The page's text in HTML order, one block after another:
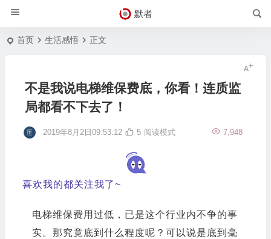
默者
首页 生活感悟 正文
不是我说电梯维保费底，你看！连质监
局都看不下去了！
2019年8月2日09:53:12 7,948
5 阅读模式
喜欢我的都关注我了~
电梯维保费用过低，已是这个行业内不争的事
实。那究竟底到什么程度呢？可以说是底到毫